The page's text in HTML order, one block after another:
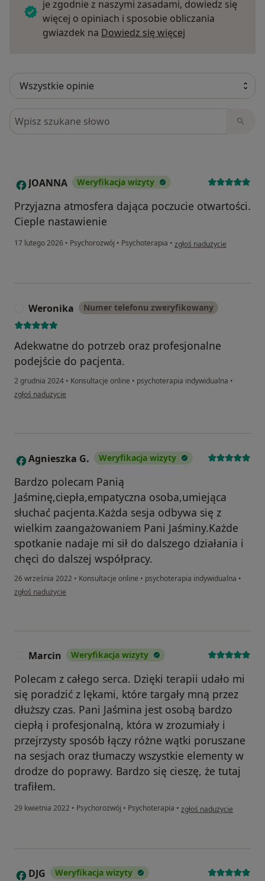
draw on various methods from other therapeutic
approaches. I also conduct therapy using EMDR.
I undergo regular supervision for my work.
je zgodnie z naszymi zasadami, dowiedz się
więcej o opiniach i sposobie obliczania
gwiazdek na Dowiedz się więcej
Szukaj w opiniach
J JOANNA Weryfikacja wizyty
Przyjazna atmosfera dająca poczucie otwartości.
Cieple nastawienie
17 lutego 2026 • Psychorozwój • Psychoterapia • w opinii użytkownika
zgłoś nadużycie
Weronika Numer telefonu zweryfikowany
Adekwatne do potrzeb oraz profesjonalne
podejście do pacjenta.
2 grudnia 2024 • Konsultacje online • psychoterapia indywidualna •
w opinii użytkownika Weronika
zgłoś nadużycie
A Agnieszka G. Weryfikacja wizyty
Bardzo polecam Panią
Jaśminę,ciepła,empatyczna osoba,umiejąca
słuchać pacjenta.Każda sesja odbywa się z
wielkim zaangażowaniem Pani Jaśminy.Każde
spotkanie nadaje mi sił do dalszego działania i
chęci do dalszej współpracy.
26 września 2022 • Konsultacje online • psychoterapia indywidualna •
w opinii użytkownika Agnieszka G.
zgłoś nadużycie
Marcin Weryfikacja wizyty
Polecam z całego serca. Dzięki terapii udało mi
się poradzić z lękami, które targały mną przez
dłuższy czas. Pani Jaśmina jest osobą bardzo
ciepłą i profesjonalną, która w zrozumiały i
przejrzysty sposób łączy różne wątki poruszane
na sesjach oraz tłumaczy wszystkie elementy w
drodze do poprawy. Bardzo się cieszę, że tutaj
trafiłem.
29 kwietnia 2022 • Psychorozwój • Psychoterapia • w opinii użytkownika
zgłoś nadużycie
D DJG Weryfikacja wizyty